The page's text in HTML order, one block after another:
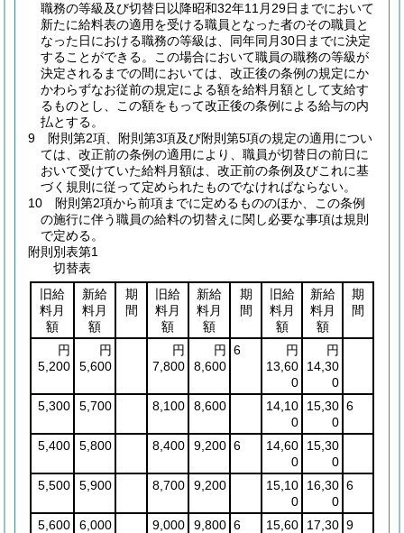
職務の等級及び切替日以降昭和32年11月29日までにおいて
新たに給料表の適用を受ける職員となった者のその職員と
なった日における職務の等級は、同年同月30日までに決定
することができる。
この場合において職員の職務の等級が
決定されるまでの間においては、改正後の条例の規定にか
かわらずなお従前の規定による額を給料月額として支給す
るものとし、この額をもって改正後の条例による給与の内
払とする。
9
附則第2項、附則第3項及び附則第5項の規定の適用につい
ては、改正前の条例の適用により、職員が切替日の前日に
おいて受けていた給料月額は、改正前の条例及びこれに基
づく規則に従って定められたものでなければならない。
10
附則第2項から前項までに定めるもののほか、この条例
の施行に伴う職員の給料の切替えに関し必要な事項は規則
で定める。
附則別表第1
切替表
旧給
料月
額
新給
料月
額
期
間
旧給
料月
額
新給
料月
額
期
間
旧給
料月
額
新給
料月
額
期
間
円
5,200
円
5,600
円
7,800
円
8,600
6
円
13,60
0
円
14,30
0
5,300
5,700 8,100 8,600
14,10
0
15,30
0
6
5,400 5,800 8,400 9,200 6
14,60
0
15,30
0
5,500
5,900 8,700 9,200
15,10
0
16,30
0
6
5,600 6,000 9,000 9,800 6
15,60
17,30 9